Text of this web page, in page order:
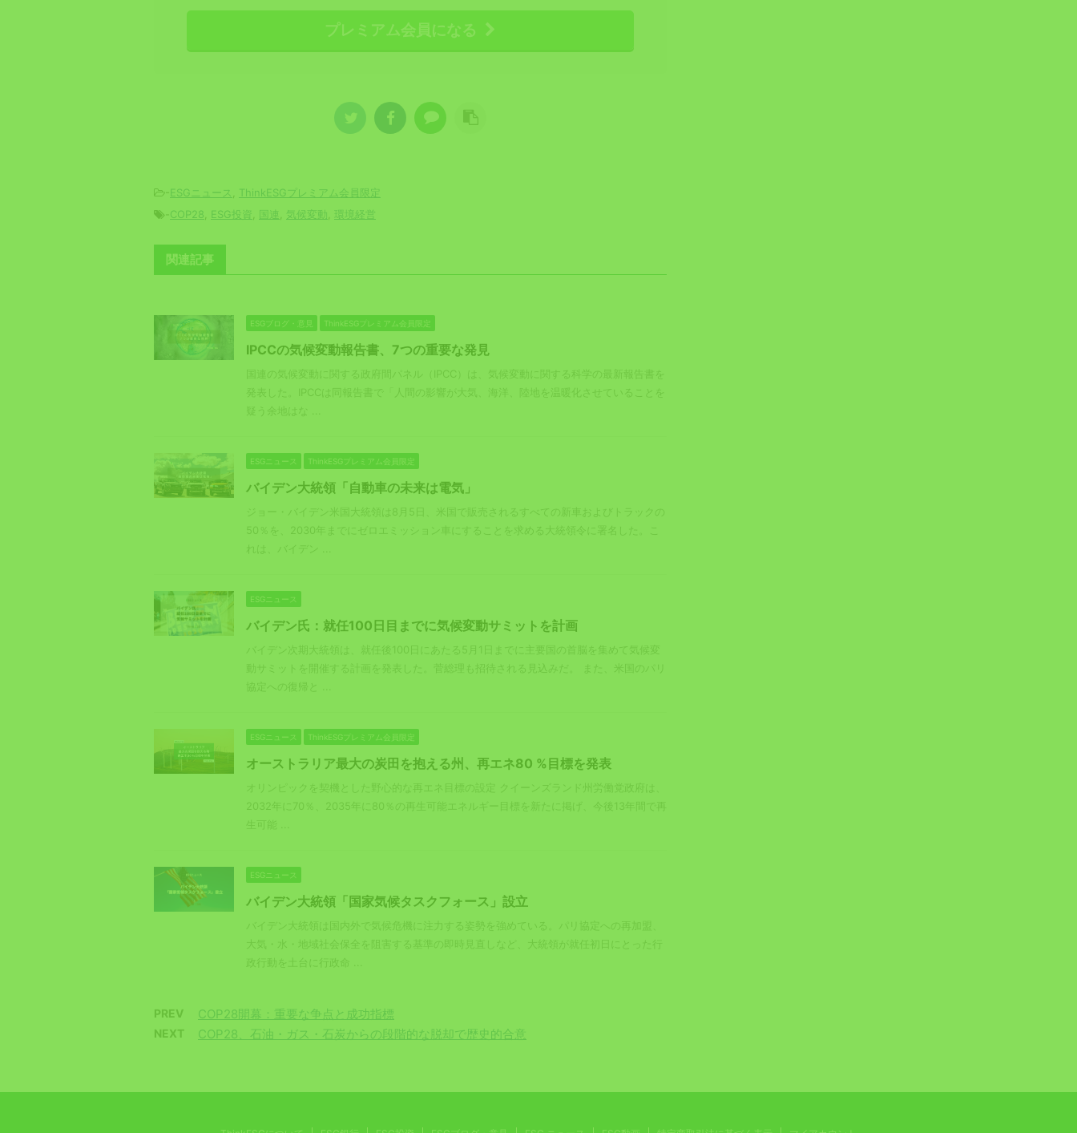
プレミアム会員になる
-ESGニュース
ThinkESGプレミアム会員限定
COP28 ESG投資 国連 気候変動 環境経営
関連記事
ESGブログ・意見 ThinkESGプレミアム会員限定
IPCCの気候変動報告書、7つの重要な発見
国連の気候変動に関する政府間パネル（IPCC）は、気候変動に関する科学の最新報告書を
発表した。IPCCは同報告書で「人間の影響が大気、海洋、陸地を温暖化させていることを
疑う余地はな ...
ESGニュース ThinkESGプレミアム会員限定
バイデン大統領「自動車の未来は電気」
ジョー・バイデン米国大統領は8月5日、米国で販売されるすべての新車およびトラックの
50％を、2030年までにゼロエミッション車にすることを求める大統領令に署名した。こ
れは、バイデン ...
ESGニュース
バイデン氏：就任100日目までに気候変動サミットを計画
バイデン次期大統領は、就任後100日にあたる5月1日までに主要国の首脳を集めて気候変
動サミットを開催する計画を発表した。菅総理も招待される見込みだ。 また、米国のパリ
ESGニュース ThinkESGプレミアム会員限定
オーストラリア最大の炭田を抱える州、再エネ80 %目標を発表
オリンピックを契機とした野心的な再エネ目標の設定 クイーンズランド州労働党政府は、
2032年に70％、2035年に80％の再生可能エネルギー目標を新たに掲げ、今後13年間で再
ESGニュース
バイデン大統領「国家気候タスクフォース」設立
バイデン大統領は国内外で気候危機に注力する姿勢を強めている。パリ協定への再加盟、
大気・水・地域社会保全を阻害する基準の即時見直しなど、大統領が就任初日にとった行
政行動を土台に行政命 ...
PREV COP28開幕：重要な争点と成功指標
NEXT COP28、石油・ガス・石炭からの段階的な脱却で歴史的合意